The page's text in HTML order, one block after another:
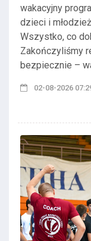
wakacyjny
dzieci i
Wszystko, co
Zakończyliśmy
bezpiecznie –
02-08-2026